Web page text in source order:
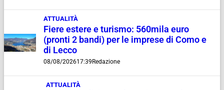
ATTUALITÀ
Fiere estere e turismo: 560mila euro
(pronti 2 bandi) per le imprese di Como e
di Lecco
08/08/202617:39 Redazione
ATTUALITÀ